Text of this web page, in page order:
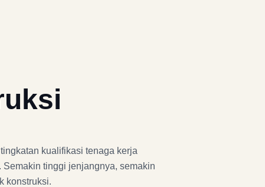
kualifikasi tenaga kerja
tinggi jenjangnya, semakin
konstruksi.